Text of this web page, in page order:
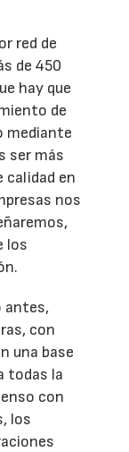
red de
de 450
hay que
de
mediante
ser más
calidad en
nos
los
antes,
con
una base
todas la
con
los